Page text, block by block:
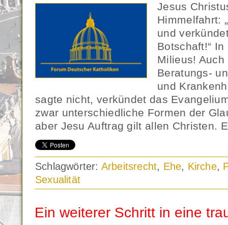
Jesus
Himmelfahrt:
und
Botschaft!“
Milieus!
Beratungs-
und
sagte nicht, verkündet das
zwar unterschiedliche Formen der
aber Jesu Auftrag gilt allen Christen.
Schlagwörter: Arbeitsrecht, Ehe, Kirche,
Sexualität
Ein weiterer Schritt in eine